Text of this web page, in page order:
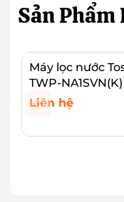
Máy lọc nước
Thiết bị lọc nước
diện tích và dễ
Sản Phẩm
Máy lọc nước
TWP-NA1SVN(K)
Liên hệ